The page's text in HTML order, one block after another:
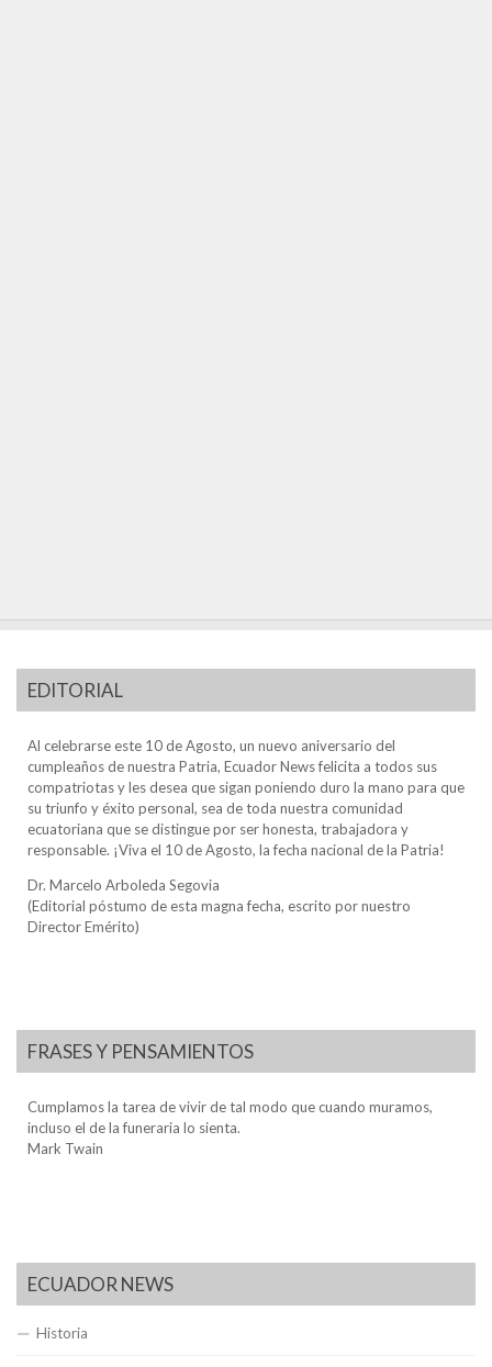
EDITORIAL
Al celebrarse este 10 de Agosto, un nuevo aniversario del
cumpleaños de nuestra Patria, Ecuador News felicita a todos sus
compatriotas y les desea que sigan poniendo duro la mano para que
su triunfo y éxito personal, sea de toda nuestra comunidad
ecuatoriana que se distingue por ser honesta, trabajadora y
responsable. ¡Viva el 10 de Agosto, la fecha nacional de la Patria!
Dr. Marcelo Arboleda Segovia
(Editorial póstumo de esta magna fecha, escrito por nuestro
Director Emérito)
FRASES Y PENSAMIENTOS
Cumplamos la tarea de vivir de tal modo que cuando muramos,
incluso el de la funeraria lo sienta.
Mark Twain
ECUADOR NEWS
Historia